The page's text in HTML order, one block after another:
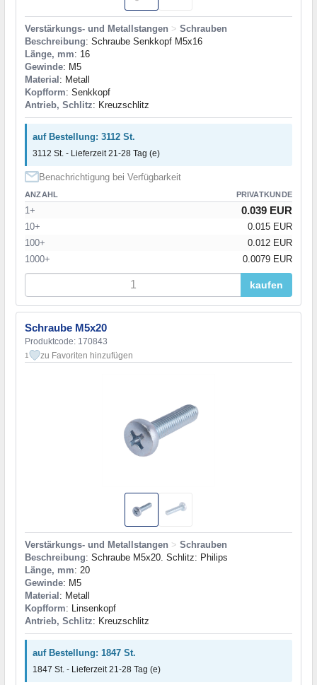
Verstärkungs- und Metallstangen > Schrauben
Beschreibung: Schraube Senkkopf M5x16
Länge, mm: 16
Gewinde: M5
Material : Metall
Kopfform: Senkkopf
Antrieb, Schlitz: Kreuzschlitz
auf Bestellung: 3112 St.
3112 St. - Lieferzeit 21-28 Tag (e)
Benachrichtigung bei Verfügbarkeit
ANZAHL PRIVATKUNDE
1+ 0.039 EUR
10+
0.015 EUR
100+
0.012 EUR
1000+
0.0079 EUR
kaufen
Schraube M5x20
Produktcode: 170843
1 zu Favoriten hinzufügen
Verstärkungs- und Metallstangen > Schrauben
Beschreibung: Schraube M5x20. Schlitz: Philips
Länge, mm: 20
Gewinde: M5
Material : Metall
Kopfform: Linsenkopf
Antrieb, Schlitz: Kreuzschlitz
auf Bestellung: 1847 St.
1847 St. - Lieferzeit 21-28 Tag (e)